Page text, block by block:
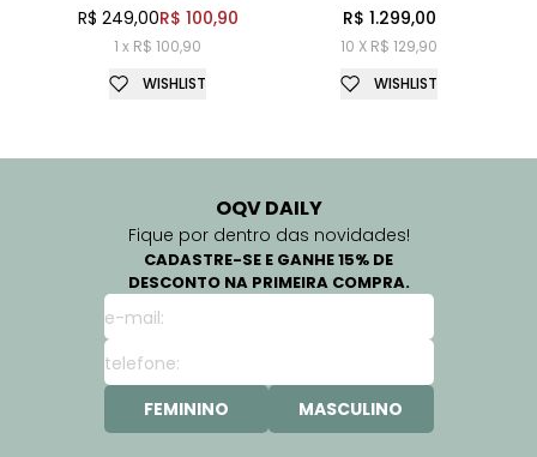
R$ 249,00R$ 100,90
1 x R$ 100,90
WISHLIST
R$ 1.299,00
10 X R$ 129,90
WISHLIST
OQV DAILY
Fique por dentro das novidades!
CADASTRE-SE E GANHE 15% DE
DESCONTO NA PRIMEIRA COMPRA.
FEMININO MASCULINO